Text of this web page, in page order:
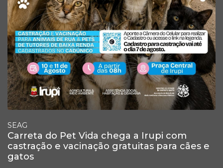
SEAG
Carreta do Pet Vida chega a Irupi com
castração e vacinação gratuitas para cães e
gatos